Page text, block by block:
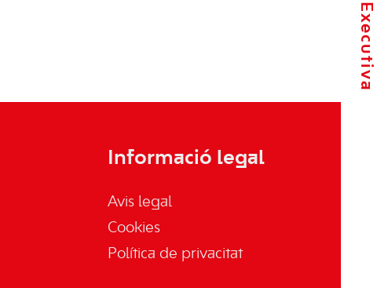
Informació legal
Avis legal
Cookies
Política de privacitat